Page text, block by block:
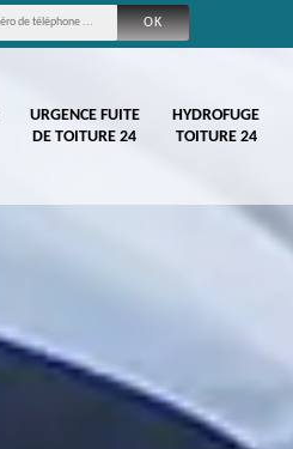
URGENCE FUITE
DE TOITURE 24
HYDROFUGE
TOITURE 24